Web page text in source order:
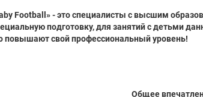
Football» - это специалисты с высшим
подготовку, для занятий с детьми
повышают свой профессиональный уровень!
Общее